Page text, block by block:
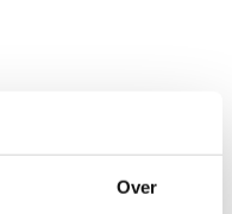
Over